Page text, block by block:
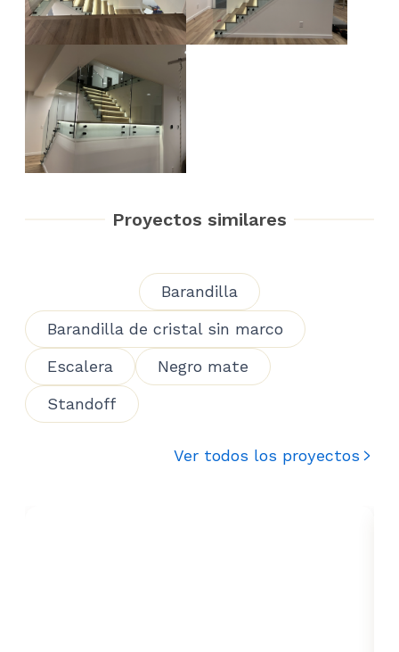
Proyectos similares
Barandilla
Barandilla de cristal sin marco
Escalera
Negro mate
Standoff
Ver todos los proyectos